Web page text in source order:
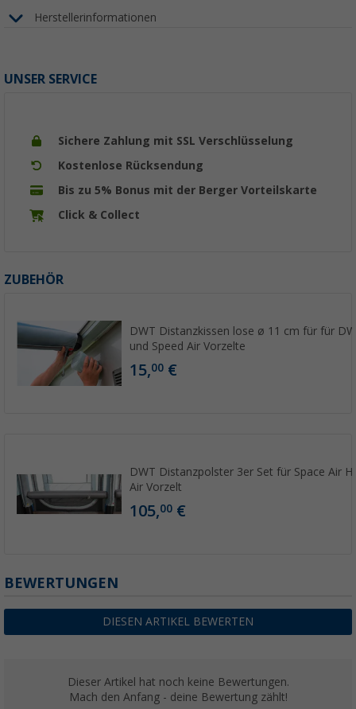
Herstellerinformationen
UNSER SERVICE
Sichere Zahlung mit SSL Verschlüsselung
Kostenlose Rücksendung
Bis zu 5% Bonus mit der Berger Vorteilskarte
Click & Collect
ZUBEHÖR
DWT Distanzkissen lose ø 11 cm für für
und Speed Air Vorzelte
15,00 €
DWT Distanzpolster 3er Set für Space Air
Air Vorzelt
105,00 €
BEWERTUNGEN
DIESEN ARTIKEL BEWERTEN
Dieser Artikel hat noch keine Bewertungen.
Mach den Anfang - deine Bewertung zählt!